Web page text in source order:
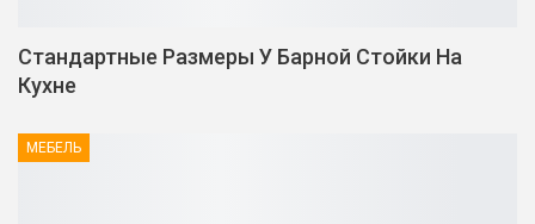
Стандартные Размеры У Барной Стойки На
Кухне
МЕБЕЛЬ